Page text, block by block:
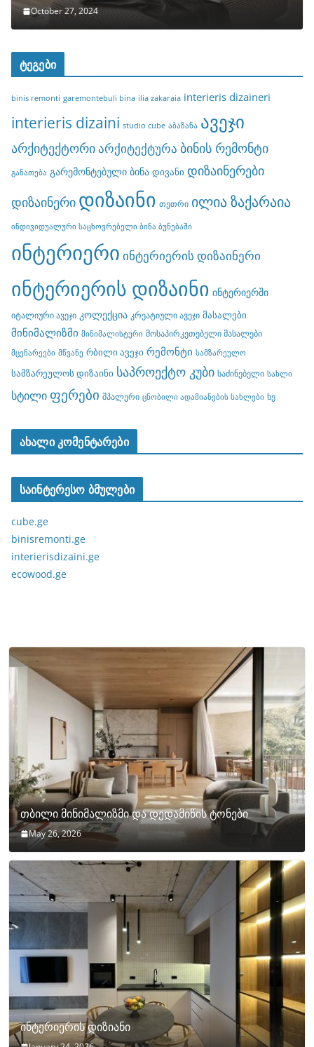
October 27, 2024
ტეგები
binis remonti garemontebuli bina ilia zakaraia interieris dizaineri
interieris dizaini studio cube აბაზანა ავეჯი
არქიტექტორიარქიტექტურა ბინის რემონტი
განათება გარემონტებული ბინა დივანი დიზაინერები
დიზაინერი დიზაინი თეთრი ილია ზაქარაია
ინდივიდუალური საცხოვრებელი ბინა ბუნებაში
ინტერიერი ინტერიერის დიზაინერი
ინტერიერის დიზაინი ინტერიერში
იტალიური ავეჯი კოლექცია კრეატიული ავეჯი მასალები
მინიმალიზმი მინიმალისტური მოსაპირკეთებელი მასალები
მცენარეები მწვანე რბილი ავეჯი რემონტი სამზარეულო
სამზარეულოს დიზაინი საპროექტო კუბი საძინებელი სახლი
სტილი ფერები შპალერი ცნობილი ადამიანების სახლები ხე
ახალი კომენტარები
საინტერესო ბმულები
cube.ge
binisremonti.ge
interierisdizaini.ge
ecowood.ge
თბილი მინიმალიზმი და დედამიწის ტონები
May 26, 2026
ინტერიერის დიზიანი